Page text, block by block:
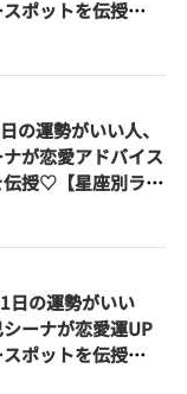
ポットを伝授
の運勢がいい人、
が恋愛アドバイス
伝授♡【星座別ラン
日の運勢がいい
ーナが恋愛運UP
ポットを伝授